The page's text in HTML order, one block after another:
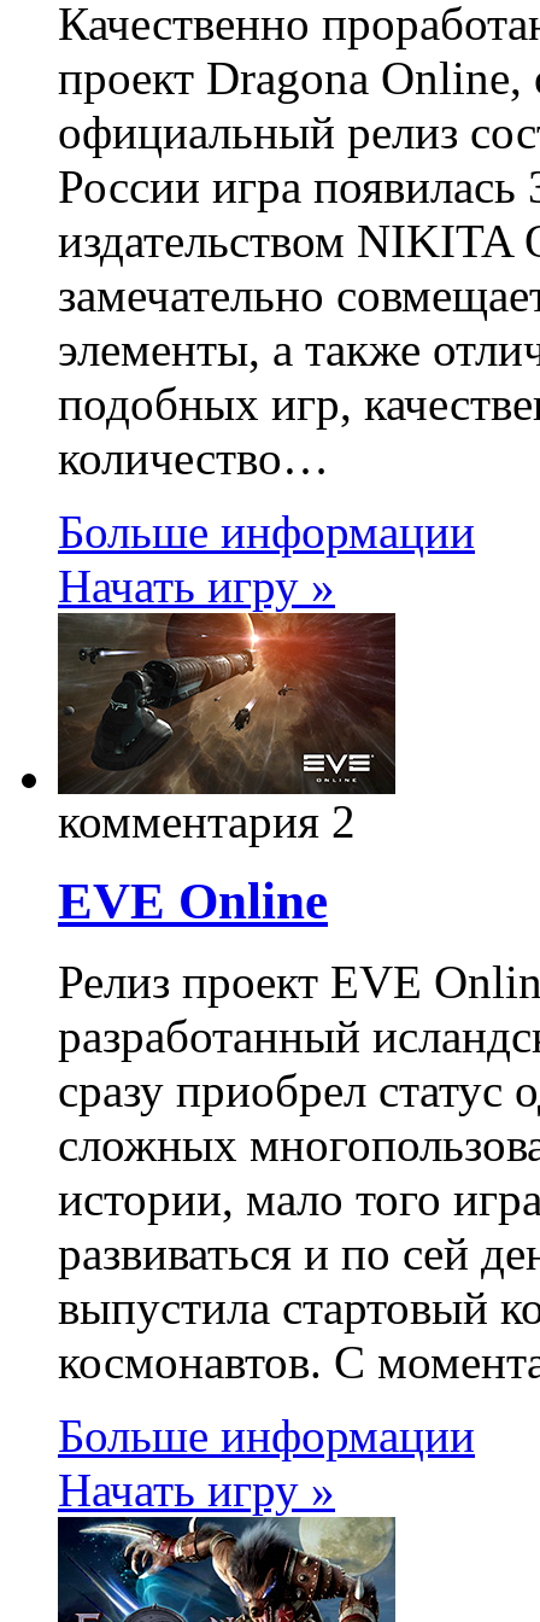
Качественно
проект Dragona
официальный релиз
России игра появилась
издательством
замечательно
элементы, а также
подобных игр,
количество…
Больше информации
Начать игру »
комментария 2
EVE Online
Релиз проект EVE
разработанный
сразу приобрел
сложных
истории, мало того
развиваться и по сей
выпустила стартовый
космонавтов. С
Больше информации
Начать игру »